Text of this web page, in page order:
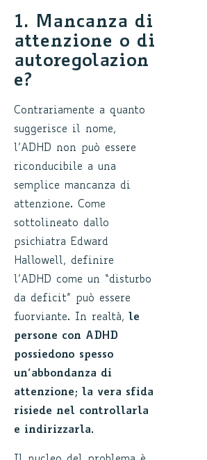
1. Mancanza di
attenzione o di
autoregolazion
e?
Contrariamente a quanto
suggerisce il nome,
l’ADHD non può essere
riconducibile a una
semplice mancanza di
attenzione. Come
sottolineato dallo
psichiatra Edward
Hallowell, definire
l’ADHD come un “disturbo
da deficit” può essere
fuorviante. In realtà, le
persone con ADHD
possiedono spesso
un’abbondanza di
attenzione; la vera sfida
risiede nel controllarla
e indirizzarla.